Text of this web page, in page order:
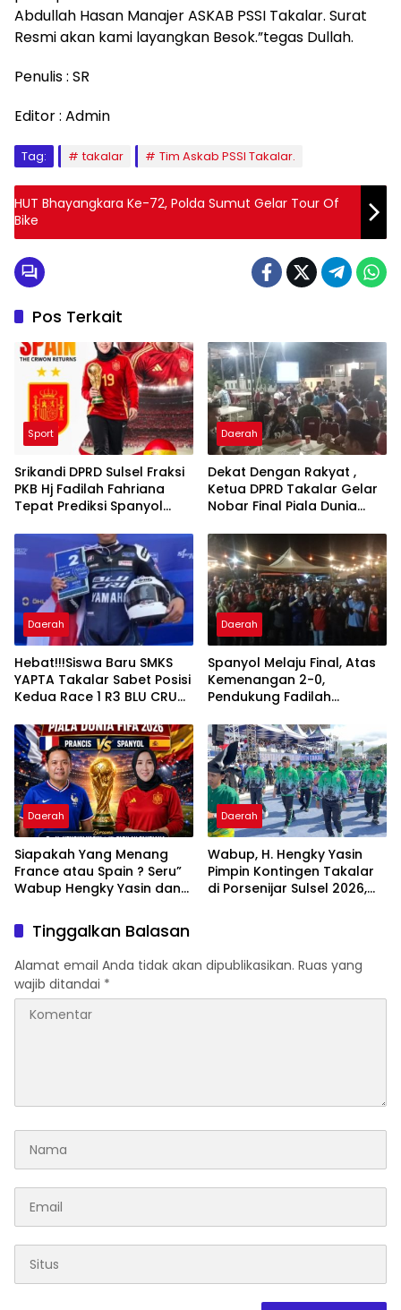
Abdullah Hasan Manajer ASKAB PSSI Takalar. Surat
Resmi akan kami layangkan Besok.”tegas Dullah.
Penulis : SR
Editor : Admin
Tag: takalar Tim Askab PSSI Takalar.
HUT Bhayangkara Ke-72, Polda Sumut Gelar Tour Of
Bike
Pos Terkait
Sport
Srikandi DPRD Sulsel Fraksi
PKB Hj Fadilah Fahriana
Tepat Prediksi Spanyol
Daerah
Dekat Dengan Rakyat ,
Ketua DPRD Takalar Gelar
Nobar Final Piala Dunia
Pendukung Argentina Dan
Spanyol
Daerah
Hebat!!!Siswa Baru SMKS
YAPTA Takalar Sabet Posisi
Kedua Race 1 R3 BLU CRU
Daerah
Spanyol Melaju Final, Atas
Kemenangan 2-0,
Pendukung Fadilah
Hengky Yasin di Nobar
Semifinal Piala Dunia 2026
Daerah
Siapakah Yang Menang
France atau Spain ? Seru”
Wabup Hengky Yasin dan
Fadilah Fahriana Adu
Dukungan di Nobar
Semifinal Piala Dunia 2026
Daerah
Wabup, H. Hengky Yasin
Pimpin Kontingen Takalar
di Porsenijar Sulsel 2026,
Tinggalkan Balasan
Alamat email Anda tidak akan dipublikasikan. Ruas yang
wajib ditandai *